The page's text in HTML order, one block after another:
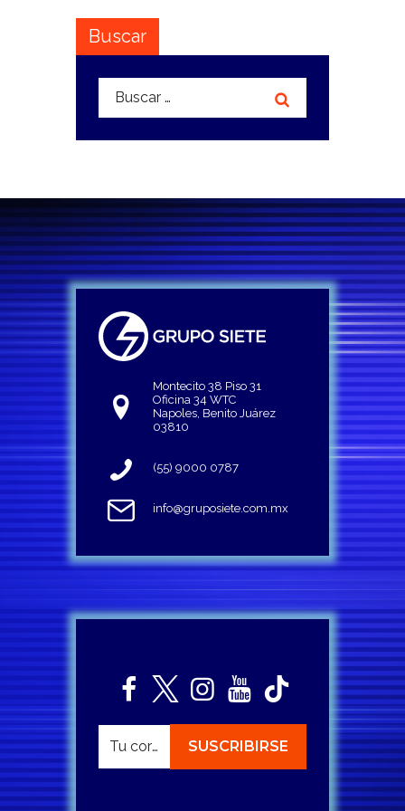
Buscar
Buscar:
Montecito 38 Piso 31
Oficina 34 WTC
Napoles, Benito Juárez
03810
(55) 9000 0787
info@gruposiete.com.mx